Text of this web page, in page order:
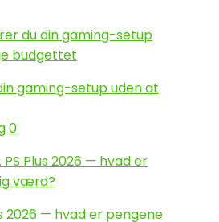
gaming-setup uden at
0
2026 — hvad er pengene